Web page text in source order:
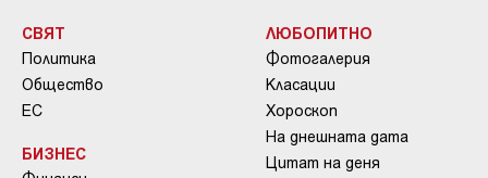
СВЯТ
Политика
Общество
ЕС
БИЗНЕС
ЛЮБОПИТНО
Фотогалерия
Класации
Хороскоп
На днешната дата
Цитат на деня